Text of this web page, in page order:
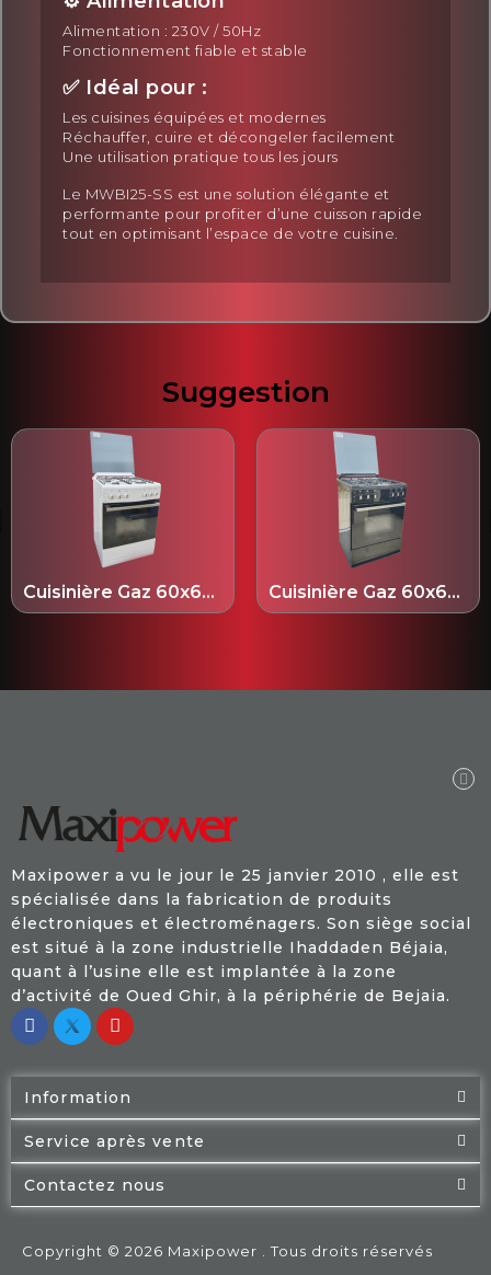
Alimentation : 230V / 50Hz
Fonctionnement fiable et stable
✅ Idéal pour :
Les cuisines équipées et modernes
Réchauffer, cuire et décongeler facilement
Une utilisation pratique tous les jours
Le MWBI25-SS est une solution élégante et
performante pour profiter d’une cuisson rapide
tout en optimisant l’espace de votre cuisine.
Suggestion
Cuisinière Gaz 60x60 cm Blanche - HGC4W05DZ60 Cuisinière Gaz 60x60 cm Noir - HGC4B03DZ60
Maxipower a vu le jour le 25 janvier 2010 , elle est
spécialisée dans la fabrication de produits
électroniques et électroménagers. Son siège social
est situé à la zone industrielle Ihaddaden Béjaia,
quant à l’usine elle est implantée à la zone
d’activité de Oued Ghir, à la périphérie de Bejaia.
Information
Service après vente
Contactez nous
Copyright © 2026 Maxipower . Tous droits réservés